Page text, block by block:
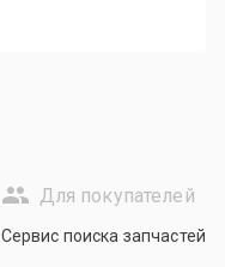
Для покупателей
Сервис поиска запчастей